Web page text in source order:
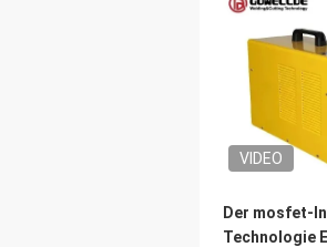
VIDEO
Der mosfet-
Technologie